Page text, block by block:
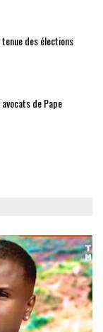
des élections
de Pape